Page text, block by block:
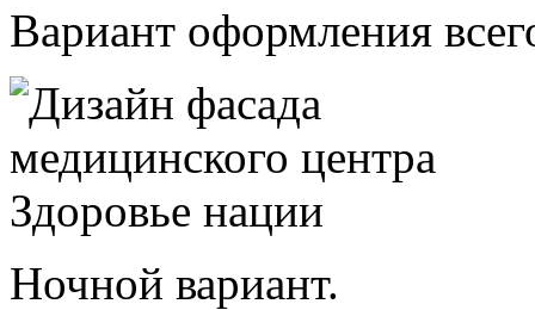
Вариант оформления
Ночной вариант.